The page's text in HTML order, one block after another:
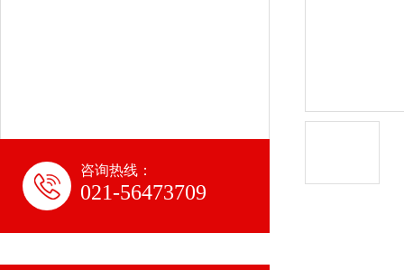
咨询热线：
021-56473709